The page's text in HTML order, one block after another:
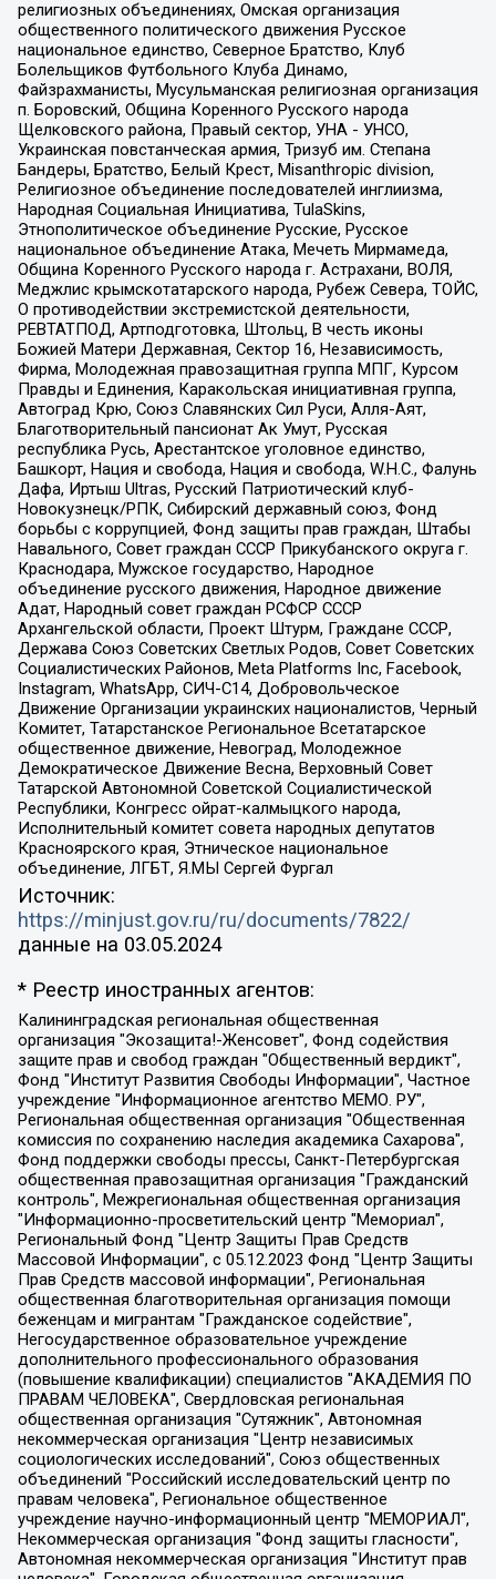
религиозных объединениях, Омская организация
общественного политического движения Русское
национальное единство, Северное Братство, Клуб
Болельщиков Футбольного Клуба Динамо,
Файзрахманисты, Мусульманская религиозная организация
п. Боровский, Община Коренного Русского народа
Щелковского района, Правый сектор, УНА - УНСО,
Украинская повстанческая армия, Тризуб им. Степана
Бандеры, Братство, Белый Крест, Misanthropic division,
Религиозное объединение последователей инглиизма,
Народная Социальная Инициатива, TulaSkins,
Этнополитическое объединение Русские, Русское
национальное объединение Атака, Мечеть Мирмамеда,
Община Коренного Русского народа г. Астрахани, ВОЛЯ,
Меджлис крымскотатарского народа, Рубеж Севера, ТОЙС,
О противодействии экстремистской деятельности,
РЕВТАТПОД, Артподготовка, Штольц, В честь иконы
Божией Матери Державная, Сектор 16, Независимость,
Фирма, Молодежная правозащитная группа МПГ, Курсом
Правды и Единения, Каракольская инициативная группа,
Автоград Крю, Союз Славянских Сил Руси, Алля-Аят,
Благотворительный пансионат Ак Умут, Русская
республика Русь, Арестантское уголовное единство,
Башкорт, Нация и свобода, Нация и свобода, W.H.С., Фалунь
Дафа, Иртыш Ultras, Русский Патриотический клуб-
Новокузнецк/РПК, Сибирский державный союз, Фонд
борьбы с коррупцией, Фонд защиты прав граждан, Штабы
Навального, Совет граждан СССР Прикубанского округа г.
Краснодара, Мужское государство, Народное
объединение русского движения, Народное движение
Адат, Народный совет граждан РСФСР СССР
Архангельской области, Проект Штурм, Граждане СССР,
Держава Союз Советских Светлых Родов, Совет Советских
Социалистических Районов, Meta Platforms Inc, Facebook,
Instagram, WhatsApp, СИЧ-С14, Добровольческое
Движение Организации украинских националистов, Черный
Комитет, Татарстанское Региональное Всетатарское
общественное движение, Невоград, Молодежное
Демократическое Движение Весна, Верховный Совет
Татарской Автономной Советской Социалистической
Республики, Конгресс ойрат-калмыцкого народа,
Исполнительный комитет совета народных депутатов
Красноярского края, Этническое национальное
объединение, ЛГБТ, Я.МЫ Сергей Фургал
Источник:
https://minjust.gov.ru/ru/documents/7822/
данные на 03.05.2024
* Реестр иностранных агентов:
Калининградская региональная общественная организация "Экозащита!-Женсовет", Фонд содействия защите прав и свобод граждан "Общественный вердикт", Фонд "Институт Развития Свободы Информации", Частное учреждение "Информационное агентство МЕМО. РУ", Региональная общественная организация "Общественная комиссия по сохранению наследия академика Сахарова", Фонд поддержки свободы прессы, Санкт-Петербургская общественная правозащитная организация "Гражданский контроль", Межрегиональная общественная организация "Информационно-просветительский центр "Мемориал", Региональный Фонд "Центр Защиты Прав Средств Массовой Информации", с 05.12.2023 Фонд "Центр Защиты Прав Средств массовой информации", Региональная общественная благотворительная организация помощи беженцам и мигрантам "Гражданское содействие", Негосударственное образовательное учреждение дополнительного профессионального образования (повышение квалификации) специалистов "АКАДЕМИЯ ПО ПРАВАМ ЧЕЛОВЕКА", Свердловская региональная общественная организация "Сутяжник", Автономная некоммерческая организация "Центр независимых социологических исследований", Союз общественных объединений "Российский исследовательский центр по правам человека", Региональное общественное учреждение научно-информационный центр "МЕМОРИАЛ", Некоммерческая организация "Фонд защиты гласности", Автономная некоммерческая организация "Институт прав человека", Городская общественная организация "Екатеринбургское общество "МЕМОРИАЛ", Городская общественная организация "Рязанское историко-просветительское и правозащитное общество "Мемориал" (Рязанский Мемориал), Челябинский региональный орган общественной самодеятельности – женское общественное объединение "Женщины Евразии", Челябинский региональный орган общественной самодеятельности "Уральская правозащитная группа", Фонд содействия защите здоровья и социальной справедливости имени Андрея Рылькова, Автономная Некоммерческая Организация "Аналитический Центр Юрия Левады", Автономная некоммерческая организация социальной поддержки населения "Проект Апрель", Региональная общественная организация помощи женщинам и детям, находящимся в кризисной ситуации "Информационно-методический центр "Анна", Фонд содействия развитию массовых коммуникаций и правовому просвещению "Так-так-Так", Фонд содействия устойчивому развитию "Серебряная тайга", Свердловский региональный общественный фонд социальных проектов "Новое время", "Idel.Реалии", Кавказ.Реалии, Крым.Реалии, Телеканал Настоящее Время, Татаро-башкирская служба Радио Свобода (Azatliq Radiosi), Радио Свободная Европа/Радио Свобода (PCE/PC), "Сибирь.Реалии", "Фактограф", Благотворительный фонд помощи осужденным и их семьям, Автономная некоммерческая организация "Институт глобализации и социальных движений", Фонд "В защиту прав заключенных", Частное учреждение "Центр поддержки и содействия развитию средств массовой информации", Пензенский региональный общественный благотворительный фонд "Гражданский союз", "Север.Реалии", Некоммерческая организация Фонд "Правовая инициатива", Общество с ограниченной ответственностью "Радио Свободная Европа/Радио Свобода", Чешское информационное агентство "MEDIUM-ORIENT", Красноярская региональная общественная организация "Мы против СПИДа", Камалягин Денис Николаевич, Маркелов Сергей Евгеньевич, Пономарев Лев Александрович, Савицкая Людмила Алексеевна, Автономная некоммерческая организация "Центр по работе с проблемой насилия "НАСИЛИЮ.НЕТ", Межрегиональный профессиональный союз работников здравоохранения "Альянс врачей", Юридическое лицо, зарегистрированное в Латвийской Республике, SIA "Medusa Project" (регистрационный номер 40103797863, дата регистрации 10.06.2014), Некоммерческая организация "Фонд по борьбе с коррупцией", Автономная некоммерческая организация "Институт права и публичной политики", Баданин Роман Сергеевич, Гликин Максим Александрович, Железнова Мария Михайловна, Лукьянова Юлия Сергеевна, Маетная Елизавета Витальевна, Маняхин Петр Борисович, Чуракова Ольга Владимировна, Ярош Юлия Петровна, Юридическое лицо "The Insider SIA", зарегистрированное в Риге, Латвийская Республика (дата регистрации 26.06.2015), являющееся администратором доменного имени интернет-издания "The Insider SIA", https://theins.ru, Постернак Алексей Евгеньевич, Рубин Михаил Аркадьевич, Анин Роман Александрович, Юридическое лицо Istories fonds, зарегистрированное в Латвийской Республике (регистрационный номер 50008295751, дата регистрации 24.02.2020), Великовский Дмитрий Александрович, Долинина Ирина Николаевна, Мароховская Алеся Алексеевна, Шлейнов Роман Юрьевич, Шмагун Олеся Валентиновна, Общество с ограниченной ответственностью "Альтаир 2021", Общество с ограниченной ответственностью "Вега 2021", Общество с ограниченной ответственностью "Главный редактор 2021", Общество с ограниченной ответственностью "Ромашки монолит", Важенков Артем Валерьевич, Ивановская областная общественная организация "Центр гендерных исследований", Гурман Юрий Альбертович, Медиапроект "ОВД-Инфо", Егоров Владимир Владимирович, Жилинский Владимир Александрович, Общество с ограниченной ответственностью "ЗП", Иванова София Юрьевна, Карезина Инна Павловна, Кильтау Екатерина Викторовна, Петров Алексей Викторович, Пискунов Сергей Евгеньевич, Смирнов Сергей Сергеевич, Тихонов Михаил Сергеевич, Общество с ограниченной ответственностью "ЖУРНАЛИСТ-ИНОСТРАННЫЙ АГЕНТ", Арапова Галина Юрьевна, Вольтская Татьяна Анатольевна, Американская компания "Mason G.E.S. Anonymous Foundation" (США), являющаяся владельцем интернет-издания https://mnews.world/, Компания "Stichting Bellingcat", зарегистрированная в Нидерландах (дата регистрации 11.07.2018), Захаров Андрей Вячеславович, Клепиковская Екатерина Дмитриевна, Общество с ограниченной ответственностью "МЕМО", Перл Роман Александрович, Симонов Евгений Алексеевич, Соловьева Елена Анатольевна, Сотников Даниил Владимирович, Сурначева Елизавета Дмитриевна, Автономная некоммерческая организация по защите прав человека и информированию населения "Якутия – Наше Мнение", Общество с ограниченной ответственностью "Москоу диджитал медиа", с 26.01.2023 Общество с ограниченной ответственностью "Чайка Белые сады", Ветошкина Валерия Валерьевна, Заговора Максим Александрович, Межрегиональное общественное движение "Российская ЛГБТ - сеть", Оленичев Максим Владимирович, Павлов Иван Юрьевич, Скворцова Елена Сергеевна, Общество с ограниченной ответственностью "Как бы инагент", Кочетков Игорь Викторович, Общество с ограниченной ответственностью "Честные выборы", Еланчик Олег Александрович, Общество с ограниченной ответственностью "Нобелевский призыв", Гималова Регина Эмилевна, Григорьев Андрей Валерьевич, Григорьева Алина Александровна, Ассоциация по содействию защите прав призывников, альтернативнослужащих и военнослужащих "Правозащитная группа "Гражданин.Армия.Право", Хисамова Регина Фаритовна, Автономная некоммерческая организация по реализации социально-правовых программ "Лилит", Дальневосточное общественное движение "Маяк", Санкт-Петербургская ЛГБТ-инициативная группа "Выход", Инициативная группа ЛГБТ+ "Реверс", Алексеев Андрей Викторович, Бекбулатова Таисия Львовна, Беляев Иван Михайлович, Владыкина Елена Сергеевна, Гельман Марат Александрович, Никульшина Вероника Юрьевна, Толоконникова Надежда Андреевна, Шендерович Виктор Анатольевич, Общество с ограниченной ответственностью "Данное сообщение", Общество с ограниченной ответственностью Издательский дом "Новая глава", Айнбиндер Александра Александровна, Московский комьюнити-центр для ЛГБТ+инициатив, Благотворительный фонд развития филантропии, Deutsche Welle (Германия, Kurt-Schumacher-Strasse 3, 53113 Bonn), Борзунова Мария Михайловна, Воробьев Виктор Викторович, Голубева Анна Львовна, Константинова Алла Михайловна, Малкова Ирина Владимировна, Мурадов Мурад Абдулгалимович, Осетинская Елизавета Николаевна, Понасенков Евгений Николаевич, Ганапольский Матвей Юрьевич, Киселев Евгений Алексеевич, Борухович Ирина Григорьевна, Дремин Иван Тимофеевич, Дубровский Дмитрий Викторович, Красноярская региональная общественная организация поддержки и развития альтернативных образовательных технологий и межкультурных коммуникаций "ИНТЕРРА", Маяковская Екатерина Алексеевна, Фейгин Марк Захарович, Филимонов Андрей Викторович, Дзугкоева Регина Николаевна, Доброхотов Роман Александрович, Дудь Юрий Александрович, Елкин Сергей Владимирович, Кругликов Кирилл Игоревич, Сабунаева Мария Леонидовна, Семенов Алексей Владимирович, Шаинян Карен Багратович, Шульман Екатерина Михайловна, Асафьев Артур Валерьевич, Вахштайн Виктор Семенович, Венедиктов Алексей Алексеевич, Лушникова Екатерина Евгеньевна, Волков Леонид Михайлович, Невзоров Александр Глебович, Пархоменко Сергей Борисович, Сироткин Ярослав Николаевич, Кара-Мурза Владимир Владимирович, Баранова Наталья Владимировна, Гозман Леонид Яковлевич, Кагарлицкий Борис Юльевич, Климарев Михаил Валерьевич, Милов Владимир Станиславович, Автономная некоммерческая организация Краснодарский центр современного искусства "Типография", Моргенштерн Алишер Тагирович, Соболь Любовь Эдуардовна, Общество с ограниченной ответственностью "ЛИЗА НОРМ", Каспаров Гарри Кимович, Ходорковский Михаил Борисович, Общество с ограниченной ответственностью "Апрельские тезисы", Данилович Ирина Брониславовна, Кашин Олег Владимирович, Петров Николай Владимирович, Пивоваров Алексей Владимирович, Соколов Михаил Владимирович, Цветкова Юлия Владимировна, Чичваркин Евгений Александрович, Комитет против пыток/Команда против пыток, Общество с ограниченной ответственностью "Первый научный", Общество с ограниченной ответственностью "Вертолет и ко", Белоцерковская Вероника Борисовна, Кац Максим Евгеньевич, Лазарева Татьяна Юрьевна, Шаведдинов Руслан Табризович, Яшин Илья Валерьевич, Общество с ограниченной ответственностью "Иноагент ААВ", Алешковский Дмитрий Петрович, Альбац Евгения Марковна, Быков Дмитрий Львович, Галямина Юлия Евгеньевна, Лойко Сергей Леонидович, Мартынов Кирилл Константинович, Медведев Сергей Александрович, Крашенинников Федор Геннадиевич, Гордеева Катерина Вл